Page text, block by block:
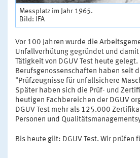
Messplatz im Jahr 1965.
Bild: IFA
Vor 100 Jahren wurde die
Unfallverhütung gegründet und
Tätigkeit von DGUV Test heute gelegt.
Berufsgenossenschaften haben seit
"Prüfzeugnisse für unfallsichere
Später haben sich die Prüf- und
heutigen Fachbereichen der DGUV
DGUV Test mehr als 125.000
Personen und
Bis heute gilt: DGUV Test. Wir prüfen